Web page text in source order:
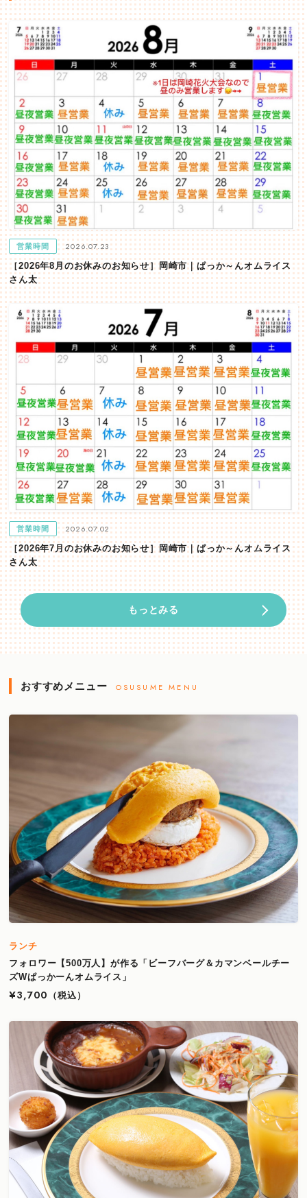
営業時間 2026.07.23
［2026年8月のお休みのお知らせ］岡崎市｜ぱっか～んオムライス
さん太
営業時間 2026.07.02
［2026年7月のお休みのお知らせ］岡崎市｜ぱっか～んオムライス
さん太
もっとみる
おすすめメニュー OSUSUME MENU
ランチ
フォロワー【500万人】が作る「ビーフバーグ＆カマンベールチー
ズWぱっかーんオムライス」
¥3,700
（税込）